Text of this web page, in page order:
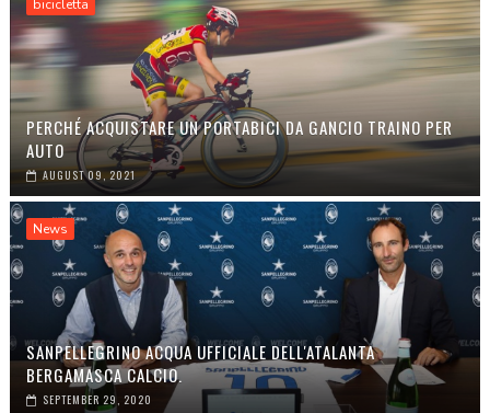
bicicletta
PERCHÉ ACQUISTARE UN PORTABICI DA GANCIO TRAINO PER
AUTO
AUGUST 09, 2021
News
SANPELLEGRINO ACQUA UFFICIALE DELL'ATALANTA
BERGAMASCA CALCIO.
SEPTEMBER 29, 2020